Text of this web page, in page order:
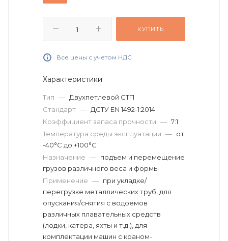
КУПИТЬ
Все цены с учетом НДС
Характеристики
Тип — Двухпетлевой СТП
Стандарт — ДСТУ EN 1492-1:2014
Коэффициент запаса прочности — 7:1
Температура среды эксплуатации — от
-40°C до +100°C
Назначение — подъем и перемещение
грузов различного веса и формы
Применение — при укладке/
перегрузке металлических труб, для
опускания/снятия с водоемов
различных плавательных средств
(лодки, катера, яхты и т.д.), для
комплектации машин с краном-